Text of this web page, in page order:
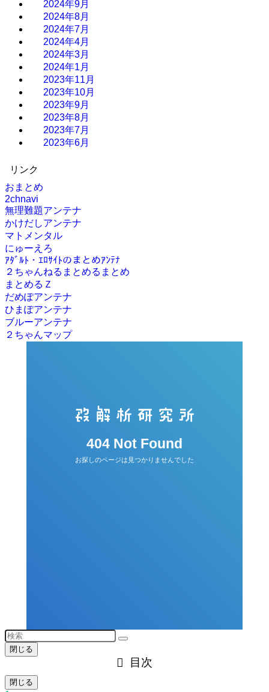
2024年9月
2024年8月
2024年7月
2024年4月
2024年3月
2024年1月
2023年11月
2023年10月
2023年9月
2023年8月
2023年7月
2023年6月
リンク
おまとめ
2chnavi
無理難題アンテナ
かけだしアンテナ
マトメンタル
にゅーえろ
ｱﾀﾞﾙﾄ・ｴﾛｻｲﾄのまとめｱﾝﾃﾅ
２ちゃんねるまとめるまとめ
まとめるＺ
だめぽアンテナ
ひまぽアンテナ
ブルーアンテナ
２ちゃんマップ
閉じる
目次
閉じる